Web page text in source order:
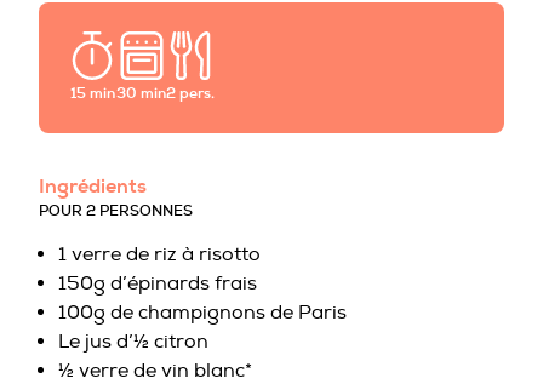
15 min30 min2 pers.
Ingrédients
POUR 2 PERSONNES
1 verre de riz à risotto
150g d’épinards frais
100g de champignons de Paris
Le jus d’½ citron
½ verre de vin blanc*